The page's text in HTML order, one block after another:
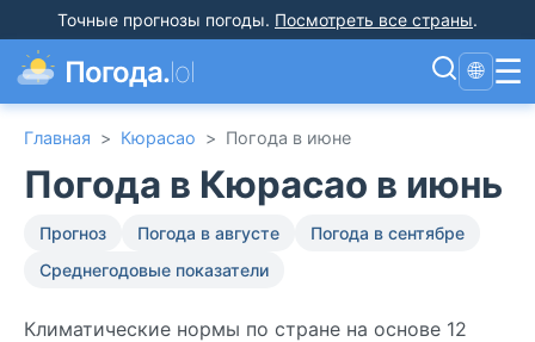
Точные прогнозы погоды. Посмотреть все страны.
Погода.lol 🌐 ☰
Главная > Кюрасао > Погода в июне
Погода в Кюрасао в июнь
Прогноз Погода в августе
Погода в сентябре
Среднегодовые показатели
Климатические нормы по стране на основе 12